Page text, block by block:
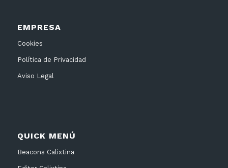
EMPRESA
Cookies
Política de Privacidad
Aviso Legal
QUICK MENÚ
Beacons Calixtina